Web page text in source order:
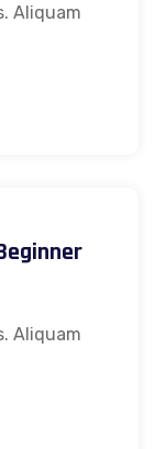
Aliquam
Aliquam